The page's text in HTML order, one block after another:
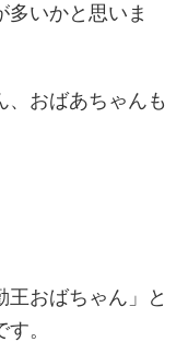
多いかと思いま
、おばあちゃんも
おばちゃん」と
。